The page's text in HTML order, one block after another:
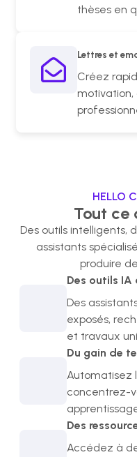
thèses en
Lettres et
Créez
HELLO
Tout ce
Des outils intelligents,
assistants
produire
Des outils
Des
exposés,
et travaux
Du gain de
Automatisez
concentrez-
Des
Accédez à